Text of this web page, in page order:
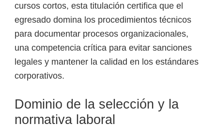
o
l
ó
g
i
c
s
d
cursos cortos, esta titulación certifica que el
egresado domina los procedimientos técnicos
para documentar procesos organizacionales,
una competencia crítica para evitar sanciones
legales y mantener la calidad en los estándares
corporativos.
Dominio de la selección y la
normativa laboral